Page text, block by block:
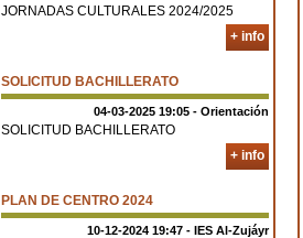
JORNADAS CULTURALES 2024/2025
+ info
SOLICITUD BACHILLERATO
04-03-2025 19:05 - Orientación
SOLICITUD BACHILLERATO
+ info
PLAN DE CENTRO 2024
10-12-2024 19:47 - IES Al-Zujáyr